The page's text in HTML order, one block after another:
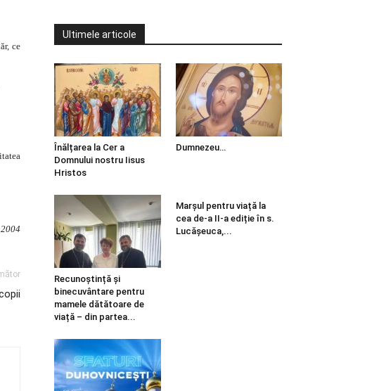
ce
Ultimele articole
Înălțarea la Cer a
Domnului nostru Iisus
Hristos
Dumnezeu…
Recunoștință și
binecuvântare pentru
mamele dătătoare de
viață – din partea...
Marșul pentru viață la
cea de-a II-a ediție în s.
Lucășeuca,...